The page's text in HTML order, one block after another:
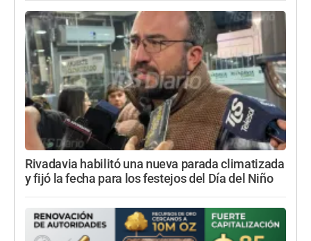
Rivadavia habilitó una nueva parada climatizada
y fijó la fecha para los festejos del Día del Niño